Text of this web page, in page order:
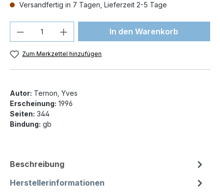
Versandfertig in 7 Tagen, Lieferzeit 2-5 Tage
Produkt Anzahl: Gib denIn den Warenkorb
Zum Merkzettel hinzufügen
Autor: Ternon, Yves
Erscheinung: 1996
Seiten: 344
Bindung: gb
Beschreibung
Herstellerinformationen